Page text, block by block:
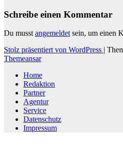
Schreibe einen Kommentar
Du musst angemeldet sein, um einen
Stolz präsentiert von WordPress |
Themeansar
Home
Redaktion
Partner
Agentur
Service
Datenschutz
Impressum